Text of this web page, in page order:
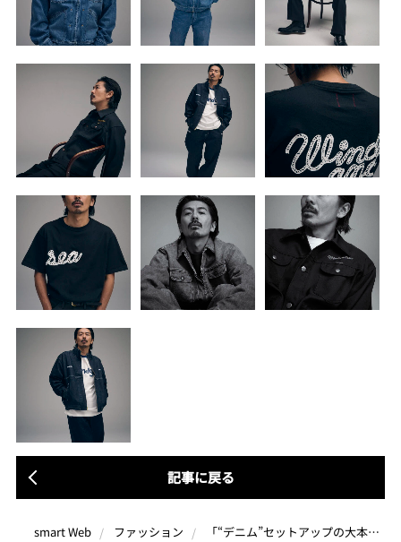
記事に戻る
smart Web ファッション 「“デニム”セットアップの大本命」Wrangler×ウィンダンシーコラボを森田 剛が着こなす！これがおしゃれアメカジの最短経路